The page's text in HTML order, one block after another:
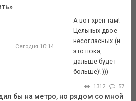
Сегодня 10:14
А вот хрен там!
Цельных двое
несогласных (и
это пока,
дальше будет
больше)! )))
1312 57
бы на метро, но рядом со мной